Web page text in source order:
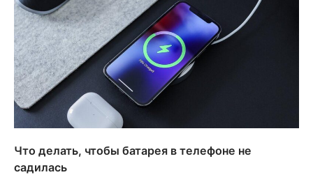
Что делать, чтобы батарея в телефоне не
садилась